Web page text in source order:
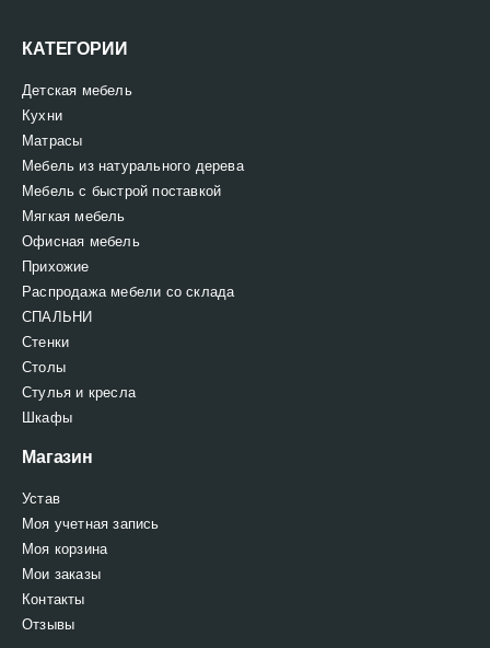
КАТЕГОРИИ
Детская мебель
Кухни
Матрасы
Мебель из натурального дерева
Мебель с быстрой поставкой
Мягкая мебель
Офисная мебель
Прихожие
Распродажа мебели со склада
СПАЛЬНИ
Стенки
Столы
Стулья и кресла
Шкафы
Магазин
Устав
Моя учетная запись
Моя корзина
Мои заказы
Контакты
Отзывы